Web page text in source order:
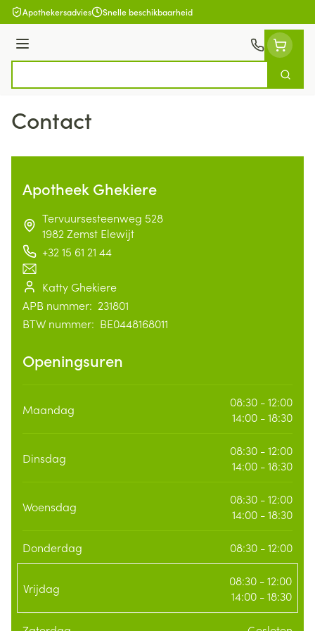
Ga naar de inhoud
Apothekersadvies Snelle beschikbaarheid
Menu
Zoek
Contact
Apotheek Ghekiere
address
Tervuursesteenweg 528
1982 Zemst Elewijt
Telefoon
+32 15 61 21 44
E-mailadres
Apotheek titularis
Katty Ghekiere
APB nummer
APB nummer: 231801
BTW nummer
BTW nummer: BE0448168011
Openingsuren
Maandag
08:30 - 12:00
14:00 - 18:30
Dinsdag
08:30 - 12:00
14:00 - 18:30
Woensdag
08:30 - 12:00
14:00 - 18:30
Donderdag 08:30 - 12:00
Vrijdag
08:30 - 12:00
14:00 - 18:30